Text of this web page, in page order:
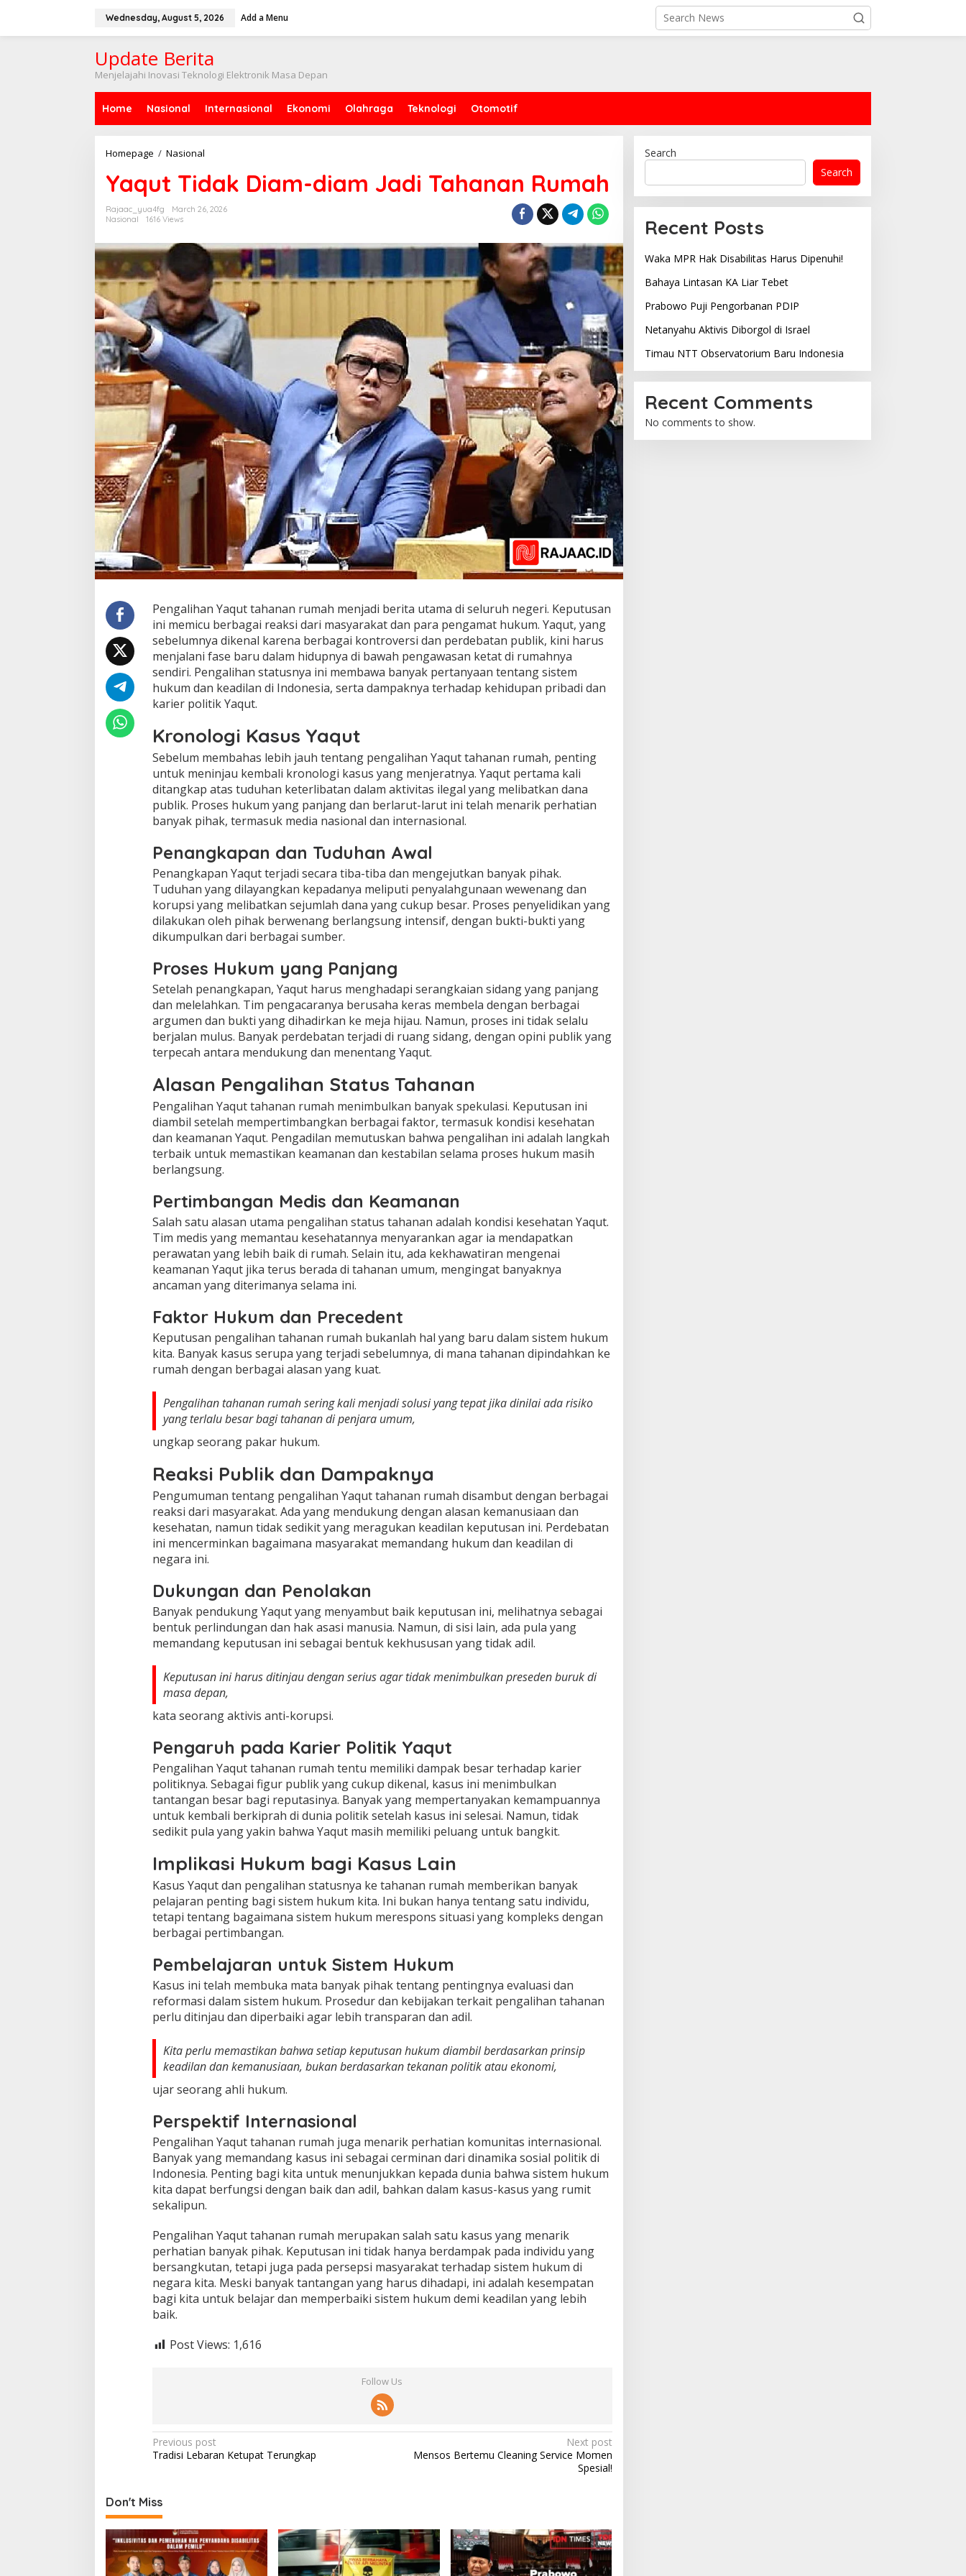
Wednesday, August 5, 2026 Add a Menu
Update Berita
Menjelajahi Inovasi Teknologi Elektronik Masa Depan
Home Nasional Internasional Ekonomi Olahraga Teknologi Otomotif
Homepage / Nasional
Diam-
diam
Jadi
Tahanan
Yaqut Tidak Diam-diam Jadi Tahanan Rumah
Rajaac_yua4fg
March 26, 2026
Nasional
1616 Views
Pengalihan Yaqut tahanan rumah menjadi berita utama di seluruh negeri. Keputusan
ini memicu berbagai reaksi dari masyarakat dan para pengamat hukum. Yaqut, yang
sebelumnya dikenal karena berbagai kontroversi dan perdebatan publik, kini harus
menjalani fase baru dalam hidupnya di bawah pengawasan ketat di rumahnya
sendiri. Pengalihan statusnya ini membawa banyak pertanyaan tentang sistem
hukum dan keadilan di Indonesia, serta dampaknya terhadap kehidupan pribadi dan
karier politik Yaqut.
Kronologi Kasus Yaqut
Sebelum membahas lebih jauh tentang pengalihan Yaqut tahanan rumah, penting
untuk meninjau kembali kronologi kasus yang menjeratnya. Yaqut pertama kali
ditangkap atas tuduhan keterlibatan dalam aktivitas ilegal yang melibatkan dana
publik. Proses hukum yang panjang dan berlarut-larut ini telah menarik perhatian
banyak pihak, termasuk media nasional dan internasional.
Penangkapan dan Tuduhan Awal
Penangkapan Yaqut terjadi secara tiba-tiba dan mengejutkan banyak pihak.
Tuduhan yang dilayangkan kepadanya meliputi penyalahgunaan wewenang dan
korupsi yang melibatkan sejumlah dana yang cukup besar. Proses penyelidikan yang
dilakukan oleh pihak berwenang berlangsung intensif, dengan bukti-bukti yang
dikumpulkan dari berbagai sumber.
Proses Hukum yang Panjang
Setelah penangkapan, Yaqut harus menghadapi serangkaian sidang yang panjang
dan melelahkan. Tim pengacaranya berusaha keras membela dengan berbagai
argumen dan bukti yang dihadirkan ke meja hijau. Namun, proses ini tidak selalu
berjalan mulus. Banyak perdebatan terjadi di ruang sidang, dengan opini publik yang
terpecah antara mendukung dan menentang Yaqut.
Alasan Pengalihan Status Tahanan
Pengalihan Yaqut tahanan rumah menimbulkan banyak spekulasi. Keputusan ini
diambil setelah mempertimbangkan berbagai faktor, termasuk kondisi kesehatan
dan keamanan Yaqut. Pengadilan memutuskan bahwa pengalihan ini adalah langkah
terbaik untuk memastikan keamanan dan kestabilan selama proses hukum masih
berlangsung.
Pertimbangan Medis dan Keamanan
Salah satu alasan utama pengalihan status tahanan adalah kondisi kesehatan Yaqut.
Tim medis yang memantau kesehatannya menyarankan agar ia mendapatkan
perawatan yang lebih baik di rumah. Selain itu, ada kekhawatiran mengenai
keamanan Yaqut jika terus berada di tahanan umum, mengingat banyaknya
ancaman yang diterimanya selama ini.
Faktor Hukum dan Precedent
Keputusan pengalihan tahanan rumah bukanlah hal yang baru dalam sistem hukum
kita. Banyak kasus serupa yang terjadi sebelumnya, di mana tahanan dipindahkan ke
rumah dengan berbagai alasan yang kuat.
Pengalihan tahanan rumah sering kali menjadi solusi yang tepat jika dinilai ada risiko
yang terlalu besar bagi tahanan di penjara umum,
ungkap seorang pakar hukum.
Reaksi Publik dan Dampaknya
Pengumuman tentang pengalihan Yaqut tahanan rumah disambut dengan berbagai
reaksi dari masyarakat. Ada yang mendukung dengan alasan kemanusiaan dan
kesehatan, namun tidak sedikit yang meragukan keadilan keputusan ini. Perdebatan
ini mencerminkan bagaimana masyarakat memandang hukum dan keadilan di
negara ini.
Dukungan dan Penolakan
Banyak pendukung Yaqut yang menyambut baik keputusan ini, melihatnya sebagai
bentuk perlindungan dan hak asasi manusia. Namun, di sisi lain, ada pula yang
memandang keputusan ini sebagai bentuk kekhususan yang tidak adil.
Keputusan ini harus ditinjau dengan serius agar tidak menimbulkan preseden buruk di
masa depan,
kata seorang aktivis anti-korupsi.
Pengaruh pada Karier Politik Yaqut
Pengalihan Yaqut tahanan rumah tentu memiliki dampak besar terhadap karier
politiknya. Sebagai figur publik yang cukup dikenal, kasus ini menimbulkan
tantangan besar bagi reputasinya. Banyak yang mempertanyakan kemampuannya
untuk kembali berkiprah di dunia politik setelah kasus ini selesai. Namun, tidak
sedikit pula yang yakin bahwa Yaqut masih memiliki peluang untuk bangkit.
Implikasi Hukum bagi Kasus Lain
Kasus Yaqut dan pengalihan statusnya ke tahanan rumah memberikan banyak
pelajaran penting bagi sistem hukum kita. Ini bukan hanya tentang satu individu,
tetapi tentang bagaimana sistem hukum merespons situasi yang kompleks dengan
berbagai pertimbangan.
Pembelajaran untuk Sistem Hukum
Kasus ini telah membuka mata banyak pihak tentang pentingnya evaluasi dan
reformasi dalam sistem hukum. Prosedur dan kebijakan terkait pengalihan tahanan
perlu ditinjau dan diperbaiki agar lebih transparan dan adil.
Kita perlu memastikan bahwa setiap keputusan hukum diambil berdasarkan prinsip
keadilan dan kemanusiaan, bukan berdasarkan tekanan politik atau ekonomi,
ujar seorang ahli hukum.
Perspektif Internasional
Pengalihan Yaqut tahanan rumah juga menarik perhatian komunitas internasional.
Banyak yang memandang kasus ini sebagai cerminan dari dinamika sosial politik di
Indonesia. Penting bagi kita untuk menunjukkan kepada dunia bahwa sistem hukum
kita dapat berfungsi dengan baik dan adil, bahkan dalam kasus-kasus yang rumit
sekalipun.
Pengalihan Yaqut tahanan rumah merupakan salah satu kasus yang menarik
perhatian banyak pihak. Keputusan ini tidak hanya berdampak pada individu yang
bersangkutan, tetapi juga pada persepsi masyarakat terhadap sistem hukum di
negara kita. Meski banyak tantangan yang harus dihadapi, ini adalah kesempatan
bagi kita untuk belajar dan memperbaiki sistem hukum demi keadilan yang lebih
baik.
Post Views: 1,616
Follow Us
Post
navigation
Previous post
Tradisi Lebaran Ketupat Terungkap
Next post
Mensos Bertemu Cleaning Service Momen
Spesial!
Don't Miss
Search
Search
Recent Posts
Waka MPR Hak Disabilitas Harus Dipenuhi!
Bahaya Lintasan KA Liar Tebet
Prabowo Puji Pengorbanan PDIP
Netanyahu Aktivis Diborgol di Israel
Timau NTT Observatorium Baru Indonesia
Recent Comments
No comments to show.